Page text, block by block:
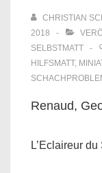
CHRISTIAN
2018
SELBSTMATT
HILFSMATT,
Renaud,
L’Eclaireur